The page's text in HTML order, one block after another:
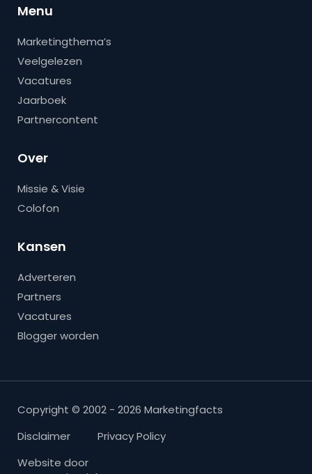
Menu
Marketingthema’s
Veelgelezen
Vacatures
Jaarboek
Partnercontent
Over
Missie & Visie
Colofon
Kansen
Adverteren
Partners
Vacatures
Blogger worden
Copyright © 2002 - 2026 Marketingfacts
Disclaimer
Privacy Policy
Website door